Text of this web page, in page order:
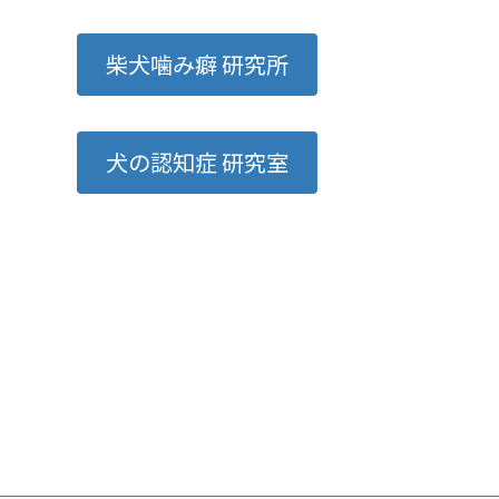
柴犬噛み癖 研究所
犬の認知症 研究室